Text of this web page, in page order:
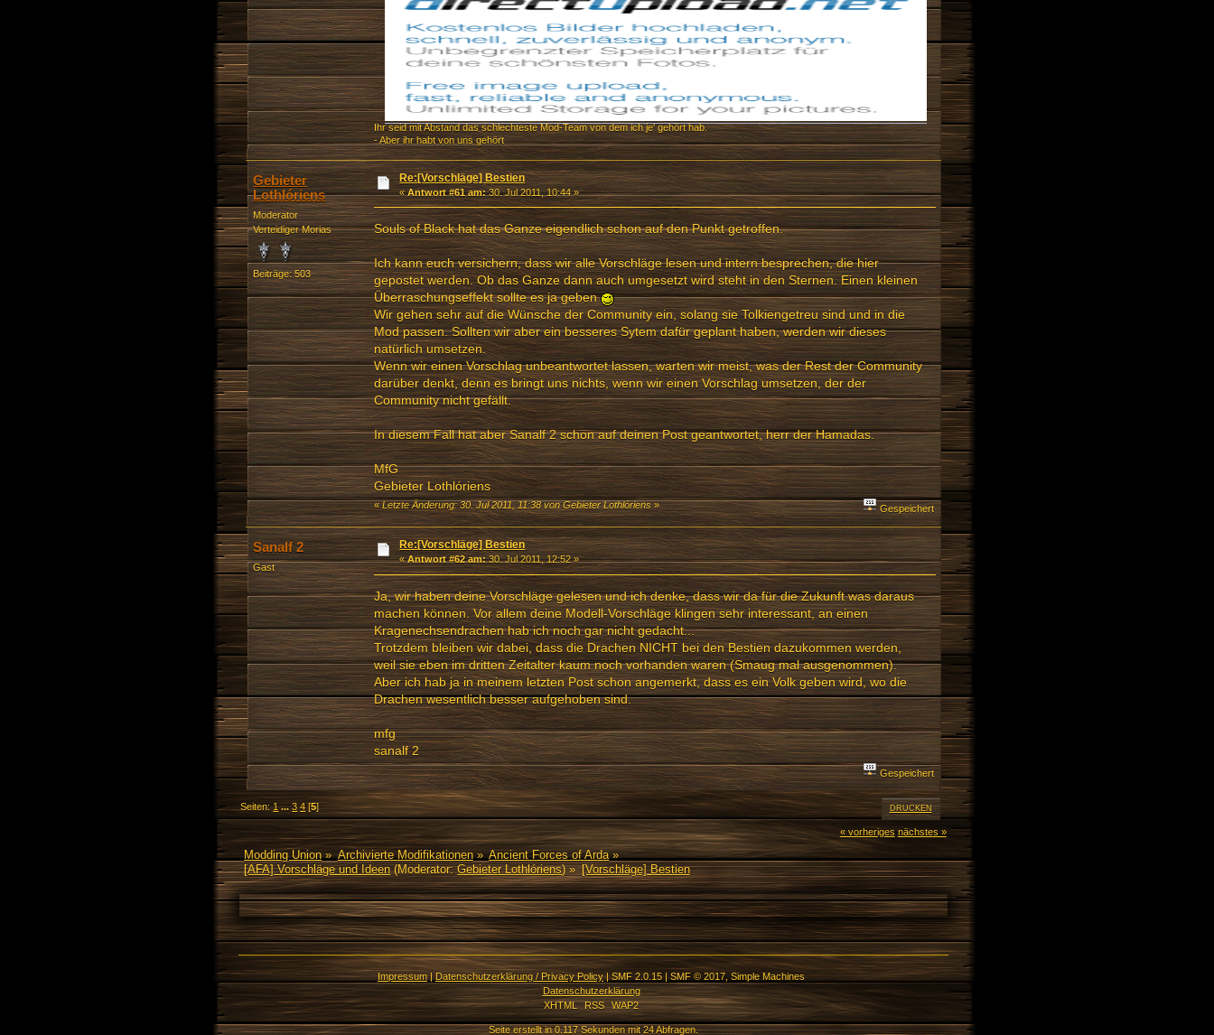
Ihr seid mit Abstand das schlechteste Mod-Team von dem ich je' gehört hab.
- Aber ihr habt von uns gehört
Gebieter
Lothlóriens
Moderator
Verteidiger Morias
Beiträge: 503
Re:[Vorschläge] Bestien
«Antwort #61 am:30. Jul 2011, 10:44 »
Souls of Black hat das Ganze eigendlich schon auf den Punkt getroffen.
Ich kann euch versichern, dass wir alle Vorschläge lesen und intern besprechen, die hier
gepostet werden. Ob das Ganze dann auch umgesetzt wird steht in den Sternen. Einen kleinen
Überraschungseffekt sollte es ja geben
Wir gehen sehr auf die Wünsche der Community ein, solang sie Tolkiengetreu sind und in die
Mod passen. Sollten wir aber ein besseres Sytem dafür geplant haben, werden wir dieses
natürlich umsetzen.
Wenn wir einen Vorschlag unbeantwortet lassen, warten wir meist, was der Rest der Community
darüber denkt, denn es bringt uns nichts, wenn wir einen Vorschlag umsetzen, der der
Community nicht gefällt.
In diesem Fall hat aber Sanalf 2 schon auf deinen Post geantwortet, herr der Hamadas.
MfG
Gebieter Lothlóriens
«Letzte Änderung: 30. Jul 2011, 11:38 von Gebieter Lothlóriens» Gespeichert
Sanalf 2
Gast
Re:[Vorschläge] Bestien
«Antwort #62 am:30. Jul 2011, 12:52 »
Ja, wir haben deine Vorschläge gelesen und ich denke, dass wir da für die Zukunft was daraus
machen können. Vor allem deine Modell-Vorschläge klingen sehr interessant, an einen
Kragenechsendrachen hab ich noch gar nicht gedacht...
Trotzdem bleiben wir dabei, dass die Drachen NICHT bei den Bestien dazukommen werden,
weil sie eben im dritten Zeitalter kaum noch vorhanden waren (Smaug mal ausgenommen).
Aber ich hab ja in meinem letzten Post schon angemerkt, dass es ein Volk geben wird, wo die
Drachen wesentlich besser aufgehoben sind.
mfg
sanalf 2
Gespeichert
DRUCKEN
Seiten:1 ...3 4[5]
« vorheriges nächstes »
Modding Union» Archivierte Modifikationen» Ancient Forces of Arda»
[AFA] Vorschläge und Ideen(Moderator:Gebieter Lothlóriens) » [Vorschläge] Bestien
Impressum Datenschutzerklärung / Privacy Policy|SMF 2.0.15 SMF © 2017 Simple Machines
Datenschutzerklärung
XHTML
RSS WAP2
Seite erstellt in 0.117 Sekunden mit 24 Abfragen.